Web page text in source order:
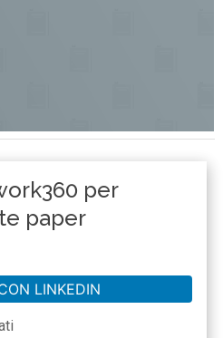
per
paper
LINKEDIN